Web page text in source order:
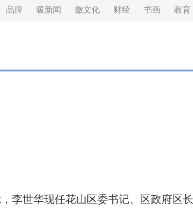
品牌 暖新闻 徽文化 财经 书画 教育
世华现任花山区委书记、区政府区长